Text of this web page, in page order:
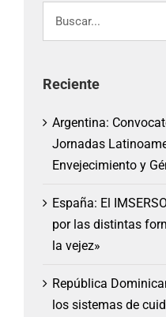
Reciente
Argentina:
Jornadas
Envejecimiento y
España: El
por las distintas
la vejez»
República
los sistemas de